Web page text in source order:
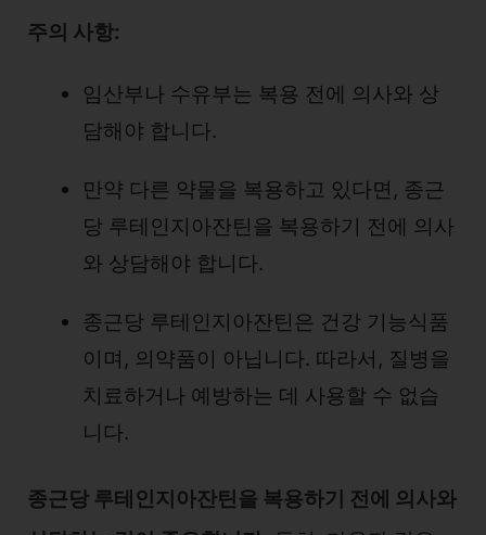
주의 사항:
임산부나 수유부는 복용 전에 의사와 상
담해야 합니다.
만약 다른 약물을 복용하고 있다면, 종근
당 루테인지아잔틴을 복용하기 전에 의사
와 상담해야 합니다.
종근당 루테인지아잔틴은 건강 기능식품
이며, 의약품이 아닙니다. 따라서, 질병을
치료하거나 예방하는 데 사용할 수 없습
니다.
종근당 루테인지아잔틴을 복용하기 전에 의사와